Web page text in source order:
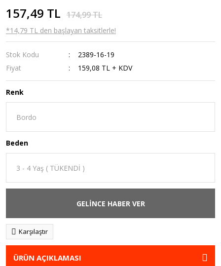
157,49 TL 174,99 TL
*14,79 TL den başlayan taksitlerle!
Stok Kodu
2389-16-19
Fiyat
159,08 TL + KDV
Renk
Beden
GELİNCE HABER VER
Karşılaştır
ÜRÜN AÇIKLAMASI